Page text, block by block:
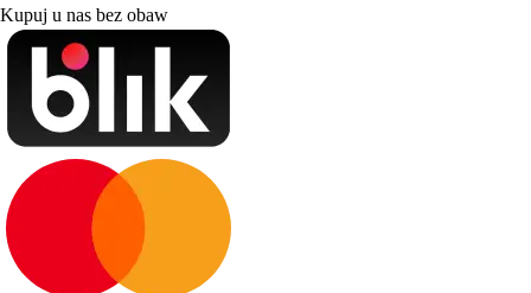
Kupuj u nas bez obaw